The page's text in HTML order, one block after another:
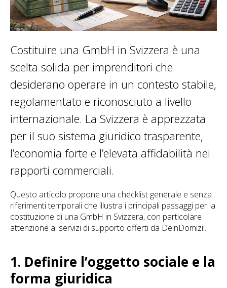
Costituire una GmbH in Svizzera è una
scelta solida per imprenditori che
desiderano operare in un contesto stabile,
regolamentato e riconosciuto a livello
internazionale. La Svizzera è apprezzata
per il suo sistema giuridico trasparente,
l’economia forte e l’elevata affidabilità nei
rapporti commerciali.
Questo articolo propone una checklist generale e senza
riferimenti temporali che illustra i principali passaggi per la
costituzione di una GmbH in Svizzera, con particolare
attenzione ai servizi di supporto offerti da DeinDomizil.
1. Definire l’oggetto sociale e la
forma giuridica